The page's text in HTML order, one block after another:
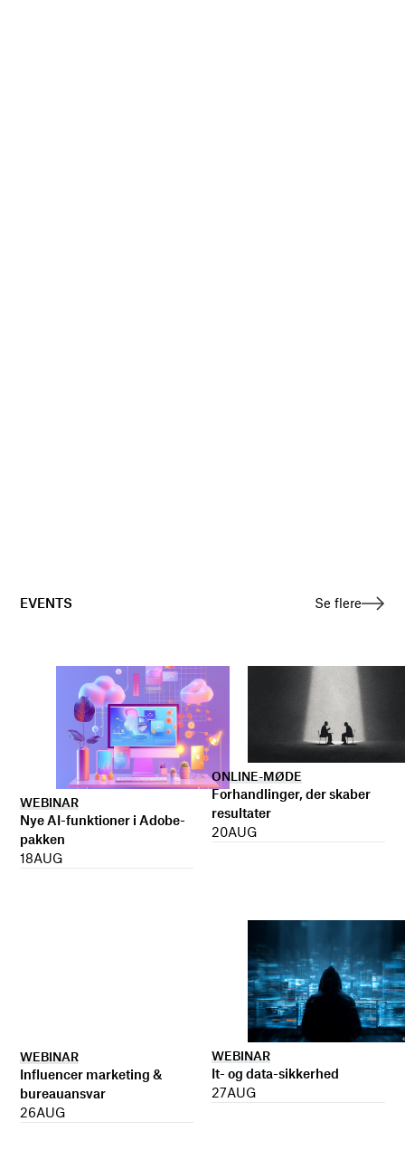
EVENTS Se flere
WEBINAR
Nye AI-funktioner i Adobe-
pakken
18AUG
ONLINE-MØDE
Forhandlinger, der skaber
resultater
20AUG
WEBINAR
Influencer marketing &
bureauansvar
26AUG
WEBINAR
It- og data-sikkerhed
27AUG